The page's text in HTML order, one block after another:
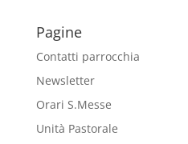
Pagine
Contatti parrocchia
Newsletter
Orari S.Messe
Unità Pastorale